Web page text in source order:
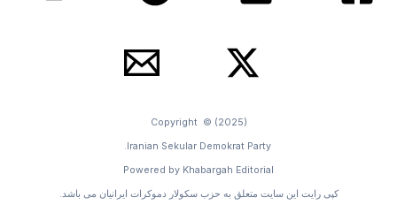
Copyright © (2025)
Iranian Sekular Demokrat Party.
Powered by Khabargah Editorial
کپی رایت این سایت متعلق به حزب سکولار دموکرات ایرانیان می باشد.